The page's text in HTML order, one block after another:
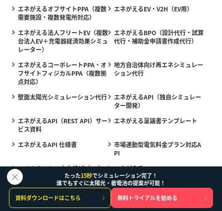
エネがえるオフサイトPPA（複数
需要施設・複数発電所対応）
エネがえるEV・V2H（EV用）
エネがえる法人フリートEV（複数
台法人EV＋充電器経済効果シミュ
レーター）
エネがえるBPO（設計代行・試算
代行・補助金申請書作成代行）
エネがえるコーポレートPPA・オ
フサイトフィジカルPPA（複数拠
点対応）
地方自治体向け再エネシミュレー
ション代行
壁面太陽光シミュレーション代行
エネがえるAPI（独自シミュレー
ター開発）
エネがえるAPI（REST API）サー
ビス資料
エネがえる稟議書テンプレート
エネがえるAPI 仕様書
市場連動型電気料金プラン対応A
PI
Webシミュレータ丸投げパック
エネがえるAI Sense
制度TRACKER
たった15秒でシミュレーション完了！
誰でもすぐに太陽光・蓄電池の提案が可能！
資料ダウンロードはこちら
無料トライアルを始める